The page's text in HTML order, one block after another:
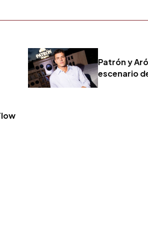
Patrón y
escenario